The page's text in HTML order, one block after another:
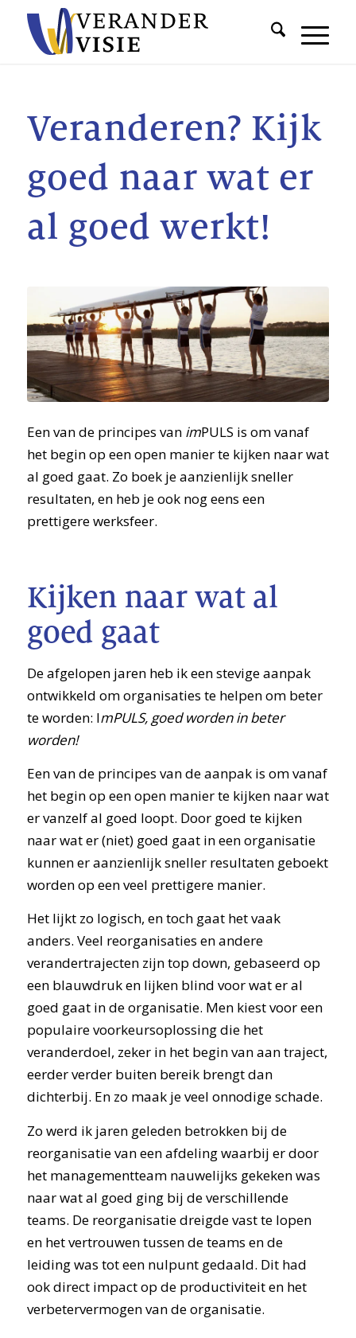
Veranderen? Kijk
goed naar wat er
al goed werkt!
Een van de principes vanimPULS is om vanaf
het begin op een open manier te kijken naar wat
al goed gaat. Zo boek je aanzienlijk sneller
resultaten, en heb je ook nog eens een
prettigere werksfeer.
Kijken naar wat al
goed gaat
De afgelopen jaren heb ik een stevige aanpak
ontwikkeld om organisaties te helpen om beter
te worden: ImPULS, goed worden in beter
worden!
Een van de principes van de aanpak is om vanaf
het begin op een open manier te kijken naar wat
er vanzelf al goed loopt. Door goed te kijken
naar wat er (niet) goed gaat in een organisatie
kunnen er aanzienlijk sneller resultaten geboekt
worden op een veel prettigere manier.
Het lijkt zo logisch, en toch gaat het vaak
anders. Veel reorganisaties en andere
verandertrajecten zijn top down, gebaseerd op
een blauwdruk en lijken blind voor wat er al
goed gaat in de organisatie. Men kiest voor een
populaire voorkeursoplossing die het
veranderdoel, zeker in het begin van aan traject,
eerder verder buiten bereik brengt dan
dichterbij. En zo maak je veel onnodige schade.
Zo werd ik jaren geleden betrokken bij de
reorganisatie van een afdeling waarbij er door
het managementteam nauwelijks gekeken was
naar wat al goed ging bij de verschillende
teams. De reorganisatie dreigde vast te lopen
en het vertrouwen tussen de teams en de
leiding was tot een nulpunt gedaald. Dit had
ook direct impact op de productiviteit en het
verbetervermogen van de organisatie.